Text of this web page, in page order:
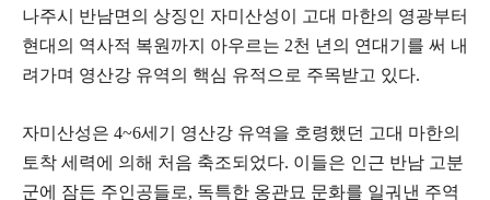
나주시 반남면의 상징인 자미산성이 고대 마한의 영광부터
현대의 역사적 복원까지 아우르는 2천 년의 연대기를 써 내
려가며 영산강 유역의 핵심 유적으로 주목받고 있다.
자미산성은 4~6세기 영산강 유역을 호령했던 고대 마한의
토착 세력에 의해 처음 축조되었다. 이들은 인근 반남 고분
군에 잠든 주인공들로, 독특한 옹관묘 문화를 일궈낸 주역